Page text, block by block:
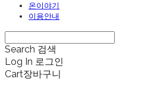
온이야기
이용안내
Search 검색
Log In 로그인
Cart장바구니